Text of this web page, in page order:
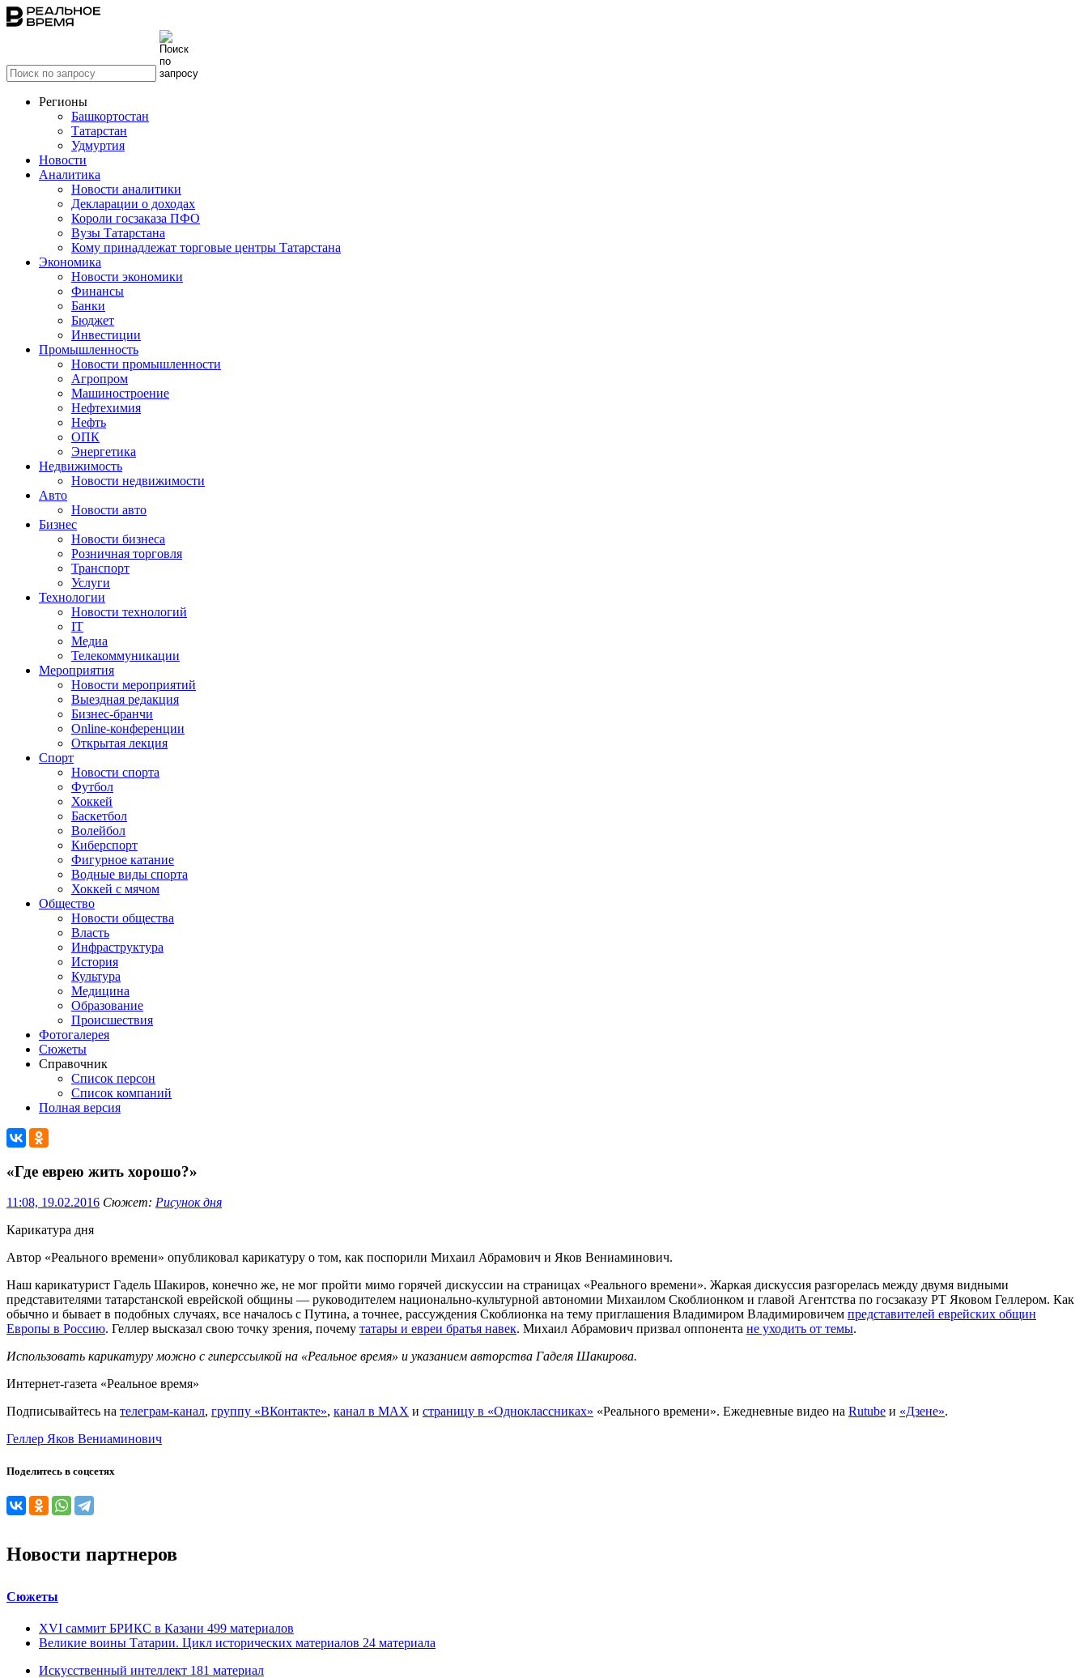
Регионы
Башкортостан
Татарстан
Удмуртия
Новости
Аналитика
Новости аналитики
Декларации о доходах
Короли госзаказа ПФО
Вузы Татарстана
Кому принадлежат торговые центры Татарстана
Экономика
Новости экономики
Финансы
Банки
Бюджет
Инвестиции
Промышленность
Новости промышленности
Агропром
Машиностроение
Нефтехимия
Нефть
ОПК
Энергетика
Недвижимость
Новости недвижимости
Авто
Новости авто
Бизнес
Новости бизнеса
Розничная торговля
Транспорт
Услуги
Технологии
Новости технологий
IT
Медиа
Телекоммуникации
Мероприятия
Новости мероприятий
Выездная редакция
Бизнес-бранчи
Online-конференции
Открытая лекция
Спорт
Новости спорта
Футбол
Хоккей
Баскетбол
Волейбол
Киберспорт
Фигурное катание
Водные виды спорта
Хоккей с мячом
Общество
Новости общества
Власть
Инфраструктура
История
Культура
Медицина
Образование
Происшествия
Фотогалерея
Сюжеты
Справочник
Список персон
Список компаний
Полная версия
«Где еврею жить хорошо?»
11:08, 19.02.2016 Сюжет: ​Рисунок дня
Карикатура дня
Автор «Реального времени» опубликовал карикатуру о том, как поспорили Михаил Абрамович и Яков Вениаминович.
Наш карикатурист Гадель Шакиров, конечно же, не мог пройти мимо горячей дискуссии на страницах «Реального времени». Жаркая дискуссия разгорелась между двумя видными
представителями татарстанской еврейской общины — руководителем национально-культурной автономии Михаилом Скоблионком и главой Агентства по госзаказу РТ Яковом Геллером. Как
обычно и бывает в подобных случаях, все началось с Путина, а точнее, рассуждения Скоблионка на тему приглашения Владимиром Владимировичем представителей еврейских общин
Европы в Россию. Геллер высказал свою точку зрения, почему татары и евреи братья навек. Михаил Абрамович призвал оппонента не уходить от темы.
Использовать карикатуру можно с гиперссылкой на «Реальное время» и указанием авторства Гаделя Шакирова.
Интернет-газета «Реальное время»
Подписывайтесь на телеграм-канал, группу «ВКонтакте», канал в MAX и страницу в «Одноклассниках» «Реального времени». Ежедневные видео на Rutube и «Дзене».
Геллер Яков Вениаминович
Поделитесь в соцсетях
Новости партнеров
Сюжеты
XVI саммит БРИКС в Казани 499 материалов
Великие воины Татарии. Цикл исторических материалов 24 материала
Искусственный интеллект 181 материал